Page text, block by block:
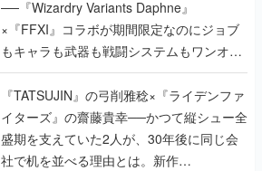
──『Wizardry Variants Daphne』
×『FFXI』コラボが期間限定なのにジョブ
もキャラも武器も戦闘システムもワンオフ
で作り込まれた理由を両ディレクターに聞
く
『TATSUJIN』の弓削雅稔×『ライデンファ
イターズ』の齋藤貴幸──かつて縦シュー全
盛期を支えていた2人が、30年後に同じ会
社で机を並べる理由とは。新作